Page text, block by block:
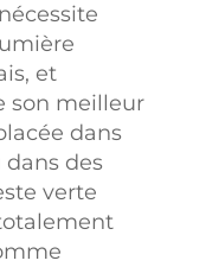
et
son meilleur
dans
dans des
verte